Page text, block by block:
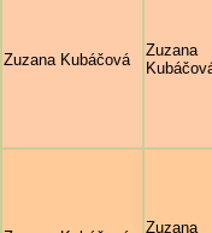
Zuzana Kubáčová
Zuzana
Zuzana